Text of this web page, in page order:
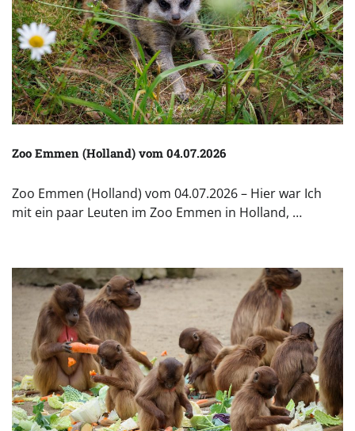
Zoo Emmen (Holland) vom 04.07.2026
Zoo Emmen (Holland) vom 04.07.2026 – Hier war Ich
mit ein paar Leuten im Zoo Emmen in Holland, …